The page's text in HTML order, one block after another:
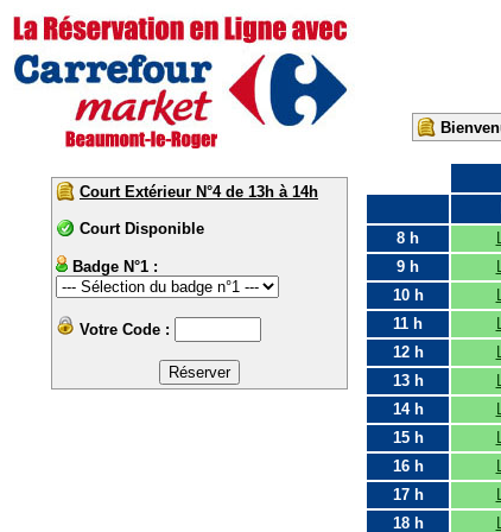
Court Extérieur N°4 de 13h à 14h
Court Disponible
Badge N°1 :
Votre Code :
8 h
9 h
10 h
11 h
12 h
13 h
14 h
15 h
16 h
17 h
18 h